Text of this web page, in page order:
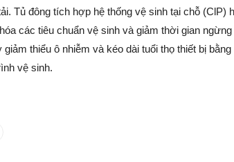
Tủ đông tích hợp hệ thống vệ sinh tại chỗ (ClP)
các tiêu chuẩn vệ sinh và giảm thời gian
thiểu ô nhiễm và kéo dài tuổi thọ thiết bị
vệ sinh.